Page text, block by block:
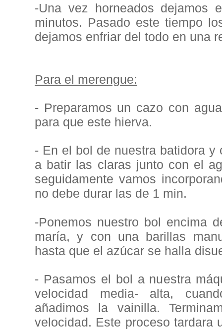
-Una vez horneados dejamos
minutos. Pasado este tiempo
dejamos enfriar del todo en una
Para el merengue:
- Preparamos un cazo con
para que este hierva.
- En el bol de nuestra batidora
a batir las claras junto con el
seguidamente vamos
no debe durar las de 1 min.
-Ponemos nuestro bol encima
maría, y con una barillas
hasta que el azúcar se halla
- Pasamos el bol a nuestra
velocidad media- alta,
añadimos la vainilla.
velocidad. Este proceso tardara